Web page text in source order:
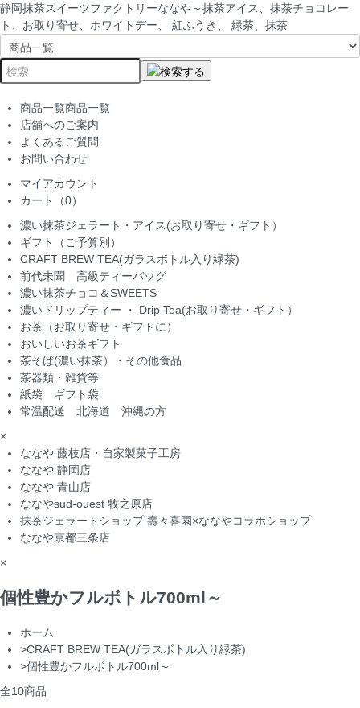
静岡抹茶スイーツファクトリーななや～抹茶アイス、抹茶チョコレー
ト、お取り寄せ、ホワイトデー、 紅ふうき、 緑茶、抹茶
商品一覧商品一覧
店舗へのご案内
よくあるご質問
お問い合わせ
マイアカウント
カート（0）
濃い抹茶ジェラート・アイス(お取り寄せ・ギフト）
ギフト（ご予算別）
CRAFT BREW TEA(ガラスボトル入り緑茶)
前代未聞 高級ティーバッグ
濃い抹茶チョコ＆SWEETS
濃いドリップティー ・ Drip Tea(お取り寄せ・ギフト）
お茶（お取り寄せ・ギフトに）
おいしいお茶ギフト
茶そば(濃い抹茶）・その他食品
茶器類・雑貨等
紙袋 ギフト袋
常温配送 北海道 沖縄の方
×
ななや 藤枝店・自家製菓子工房
ななや 静岡店
ななや 青山店
ななやsud-ouest 牧之原店
抹茶ジェラートショップ 壽々喜園×ななやコラボショップ
ななや京都三条店
×
個性豊かフルボトル700ml～
ホーム
>CRAFT BREW TEA(ガラスボトル入り緑茶)
>個性豊かフルボトル700ml～
全10商品